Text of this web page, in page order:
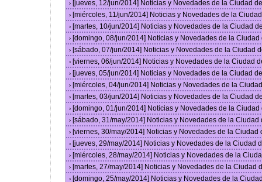
› [jueves, 12/jun/2014] Noticias y Novedades de la Ciudad
› [miércoles, 11/jun/2014] Noticias y Novedades de la
› [martes, 10/jun/2014] Noticias y Novedades de la Ciudad
› [domingo, 08/jun/2014] Noticias y Novedades de la
› [sábado, 07/jun/2014] Noticias y Novedades de la Ciudad
› [viernes, 06/jun/2014] Noticias y Novedades de la Ciudad
› [jueves, 05/jun/2014] Noticias y Novedades de la Ciudad
› [miércoles, 04/jun/2014] Noticias y Novedades de la
› [martes, 03/jun/2014] Noticias y Novedades de la Ciudad
› [domingo, 01/jun/2014] Noticias y Novedades de la
› [sábado, 31/may/2014] Noticias y Novedades de la
› [viernes, 30/may/2014] Noticias y Novedades de la
› [jueves, 29/may/2014] Noticias y Novedades de la Ciudad
› [miércoles, 28/may/2014] Noticias y Novedades de la
› [martes, 27/may/2014] Noticias y Novedades de la Ciudad
› [domingo, 25/may/2014] Noticias y Novedades de la